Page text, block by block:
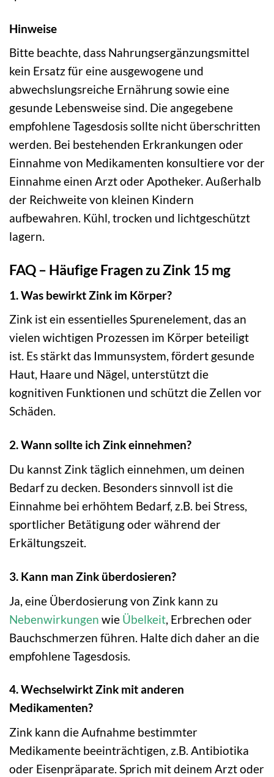
Hinweise
Bitte beachte, dass Nahrungsergänzungsmittel
kein Ersatz für eine ausgewogene und
abwechslungsreiche Ernährung sowie eine
gesunde Lebensweise sind. Die angegebene
empfohlene Tagesdosis sollte nicht überschritten
werden. Bei bestehenden Erkrankungen oder
Einnahme von Medikamenten konsultiere vor der
Einnahme einen Arzt oder Apotheker. Außerhalb
der Reichweite von kleinen Kindern
aufbewahren. Kühl, trocken und lichtgeschützt
lagern.
FAQ – Häufige Fragen zu Zink 15 mg
1. Was bewirkt Zink im Körper?
Zink ist ein essentielles Spurenelement, das an
vielen wichtigen Prozessen im Körper beteiligt
ist. Es stärkt das Immunsystem, fördert gesunde
Haut, Haare und Nägel, unterstützt die
kognitiven Funktionen und schützt die Zellen vor
Schäden.
2. Wann sollte ich Zink einnehmen?
Du kannst Zink täglich einnehmen, um deinen
Bedarf zu decken. Besonders sinnvoll ist die
Einnahme bei erhöhtem Bedarf, z.B. bei Stress,
sportlicher Betätigung oder während der
Erkältungszeit.
3. Kann man Zink überdosieren?
Ja, eine Überdosierung von Zink kann zu
Nebenwirkungen wie Übelkeit , Erbrechen oder
Bauchschmerzen führen. Halte dich daher an die
empfohlene Tagesdosis.
4. Wechselwirkt Zink mit anderen
Medikamenten?
Zink kann die Aufnahme bestimmter
Medikamente beeinträchtigen, z.B. Antibiotika
oder Eisenpräparate. Sprich mit deinem Arzt oder